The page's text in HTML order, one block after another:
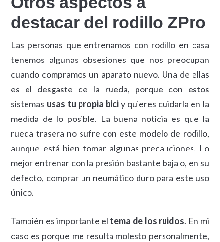
destacar del rodillo ZPro
Las personas que entrenamos con rodillo en casa
tenemos algunas obsesiones que nos preocupan
cuando compramos un aparato nuevo. Una de ellas
es el desgaste de la rueda, porque con estos
sistemas usas tu propia biciy quieres cuidarla en la
medida de lo posible. La buena noticia es que la
rueda trasera no sufre con este modelo de rodillo,
aunque está bien tomar algunas precauciones. Lo
mejor entrenar con la presión bastante baja o, en su
defecto, comprar un neumático duro para este uso
único.
También es importante el tema de los ruidos. En mi
caso es porque me resulta molesto personalmente,